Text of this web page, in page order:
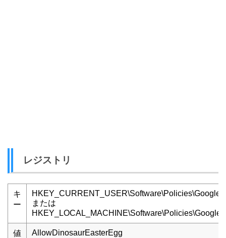
レジストリ
キ
ー
または
値
AllowDinosaurEasterEgg